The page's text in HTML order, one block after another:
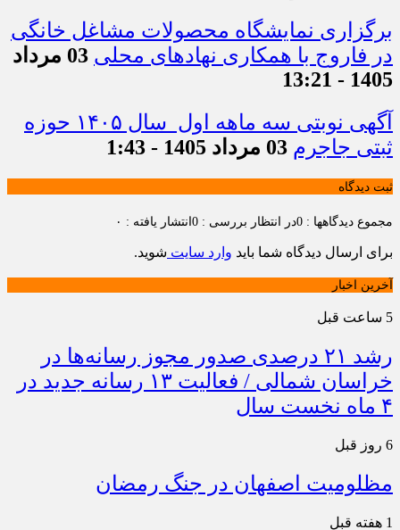
برگزاری نمایشگاه محصولات مشاغل خانگی
در فاروج با همکاری نهادهای محلی
03 مرداد
1405 - 13:21
آگهی نوبتی سه ماهه اول سال ۱۴۰۵ حوزه
ثبتی جاجرم 03 مرداد 1405 - 1:43
ثبت دیدگاه
مجموع دیدگاهها : 0 در انتظار بررسی : 0 انتشار یافته : ۰
برای ارسال دیدگاه شما باید وارد سایت شوید.
آخرین اخبار
5 ساعت قبل
رشد ۲۱ درصدی صدور مجوز رسانه‌ها در
خراسان شمالی / فعالیت ۱۳ رسانه جدید در
۴ ماه نخست سال
6 روز قبل
مظلومیت اصفهان در جنگ رمضان
1 هفته قبل